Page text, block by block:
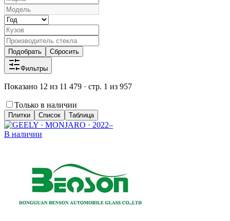
Подобрать Сбросить
Фильтры
Показано 12 из 11 479 · стр. 1 из 957
Только в наличии
Плитки Список Таблица
В наличии